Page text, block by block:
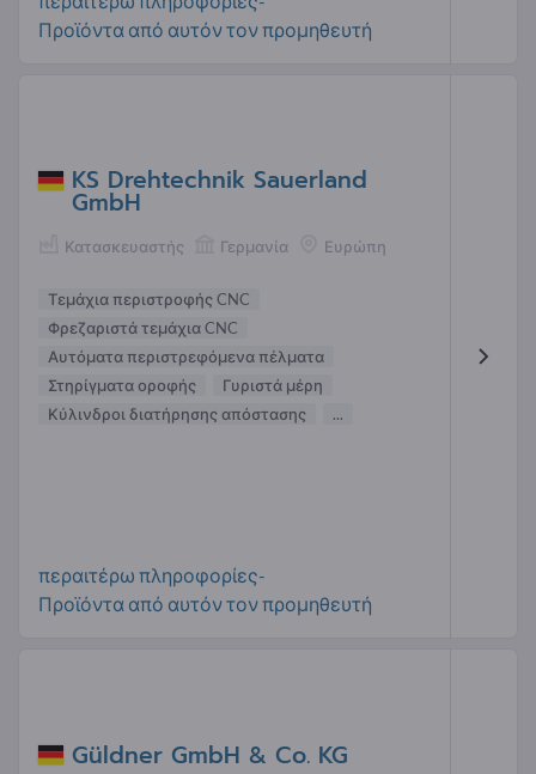
Προϊόντα από αυτόν τον προμηθευτή
KS Drehtechnik Sauerland
GmbH
Κατασκευαστής Γερμανία Ευρώπη
Τεμάχια περιστροφής CNC
Φρεζαριστά τεμάχια CNC
Αυτόματα περιστρεφόμενα πέλματα
Στηρίγματα οροφής
Γυριστά μέρη
Κύλινδροι διατήρησης απόστασης
...
περαιτέρω πληροφορίες-
Προϊόντα από αυτόν τον προμηθευτή
Güldner GmbH & Co. KG